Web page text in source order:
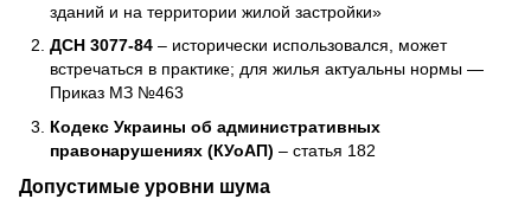
зданий и на территории жилой застройки»
ДСН 3077-84 – исторически использовался, может
встречаться в практике; для жилья актуальны нормы —
Приказ МЗ №463
Кодекс Украины об административных
правонарушениях (КУоАП) – статья 182
Допустимые уровни шума